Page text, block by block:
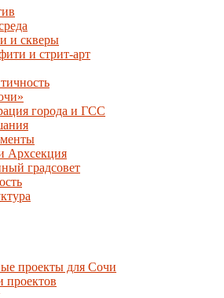
и скверы
и стрит-арт
города и ГСС
Архсекция
градсовет
проекты для Сочи
проектов